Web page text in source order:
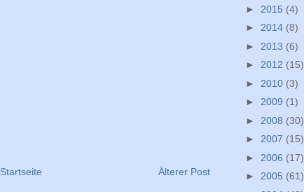
Älterer Post
Startseite
► 2015 (4)
► 2014 (8)
► 2013 (6)
► 2012 (15)
► 2010 (3)
► 2009 (1)
► 2008 (30)
► 2007 (15)
► 2006 (17)
► 2005 (61)